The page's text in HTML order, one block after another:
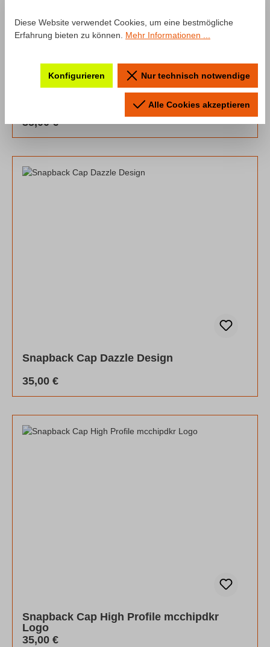
Snapback Cap Team mcchip-dkr
Regulärer Preis:
35,00 €
Snapback Cap Dazzle Design
Regulärer Preis:
35,00 €
Snapback Cap High Profile mcchipdkr
Logo
Regulärer Preis:
35,00 €
Diese Website verwendet Cookies, um eine bestmögliche
Erfahrung bieten zu können. Mehr Informationen ...
Konfigurieren Nur technisch notwendige
Alle Cookies akzeptieren